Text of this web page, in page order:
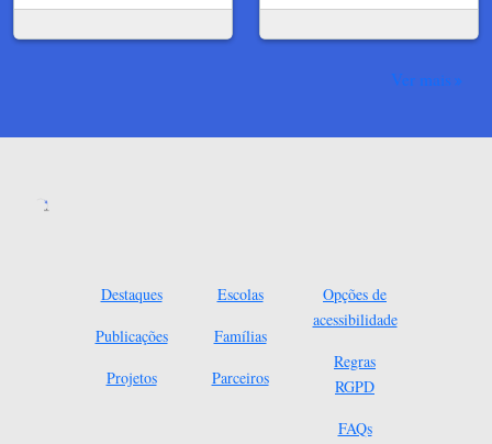
Ver mais
Destaques
Publicações
Projetos
Escolas
Famílias
Parceiros
Opções de
acessibilidade
Regras
RGPD
FAQs